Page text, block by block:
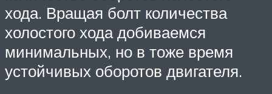
хода. Вращая болт количества
холостого хода добиваемся
минимальных, но в тоже время
устойчивых оборотов двигателя.